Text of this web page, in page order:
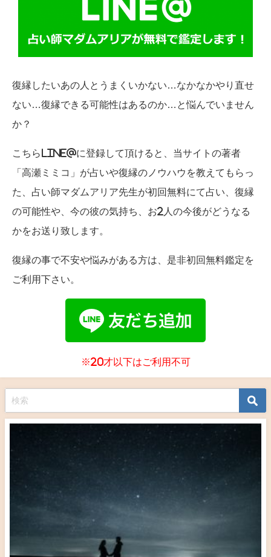
復縁したいあの人とうまくいかない…なかなかやり直せ
ない…復縁できる可能性はあるのか…と悩んでいません
か？
こちらLINE@に登録して頂けると、当サイトの著者
「高瀬ミミコ」が占いや復縁のノウハウを教えてもらっ
た、占い師マダムアリア先生が初回無料にて占い、復縁
の可能性や、今の彼の気持ち、お2人の今後がどうなる
かをお送り致します。
復縁の事で不安や悩みがある方は、是非初回無料鑑定を
ご利用下さい。
※20才以下はご利用不可